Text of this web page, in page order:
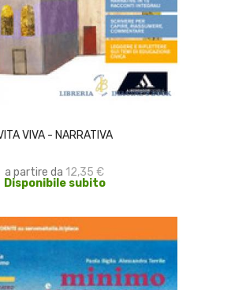
VIVA - NARRATIVA
a partire da 12,35 €
Disponibile subito